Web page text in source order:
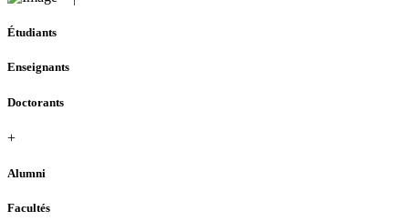
Étudiants
Enseignants
Doctorants
+
Alumni
Facultés